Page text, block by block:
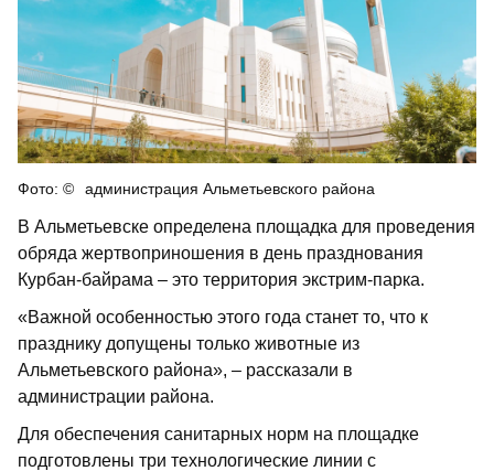
администрация Альметьевского района
В Альметьевске определена площадка для проведения
обряда жертвоприношения в день празднования
Курбан-байрама – это территория экстрим-парка.
«Важной особенностью этого года станет то, что к
празднику допущены только животные из
Альметьевского района», – рассказали в
администрации района.
Для обеспечения санитарных норм на площадке
подготовлены три технологические линии с